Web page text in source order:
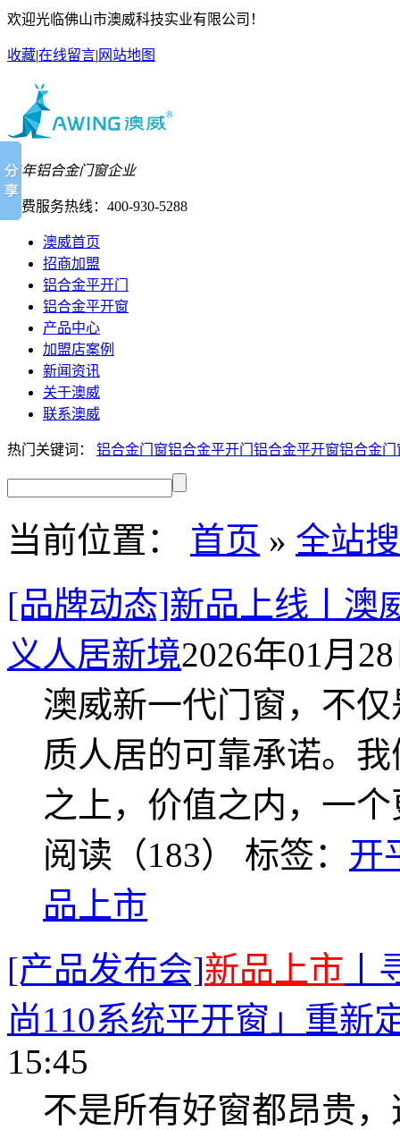
欢迎光临佛山市澳威科技实业有限公司！
收藏|在线留言| 网站地图
27年铝合金门窗企业
免费服务热线： 400-930-5288
澳威首页
招商加盟
铝合金平开门
铝合金平开窗
产品中心
加盟店案例
新闻资讯
关于澳威
联系澳威
热门关键词： 铝合金门窗铝合金平开门 铝合金平开窗铝合金门
当前位置： 首页 » 全站
[品牌动态]新品上线丨澳
义人居新境2026年01月
澳威新一代门窗，不
质人居的可靠承诺。
之上，价值之内，一
阅读（183） 标签： 开
品上市
[产品发布会]新品上市
尚110系统平开窗」重新
15:45
不是所有好窗都昂贵